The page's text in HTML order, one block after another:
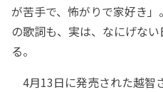
が苦手で、怖がりで家好き
の歌詞も、実は、なにげな
る。
4月13日に発売された越智